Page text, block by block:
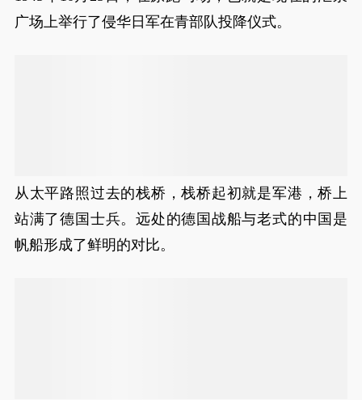
广场上举行了侵华日军在青部队投降仪式。
从太平路照过去的栈桥，栈桥起初就是军港，桥上
站满了德国士兵。远处的德国战船与老式的中国是
帆船形成了鲜明的对比。